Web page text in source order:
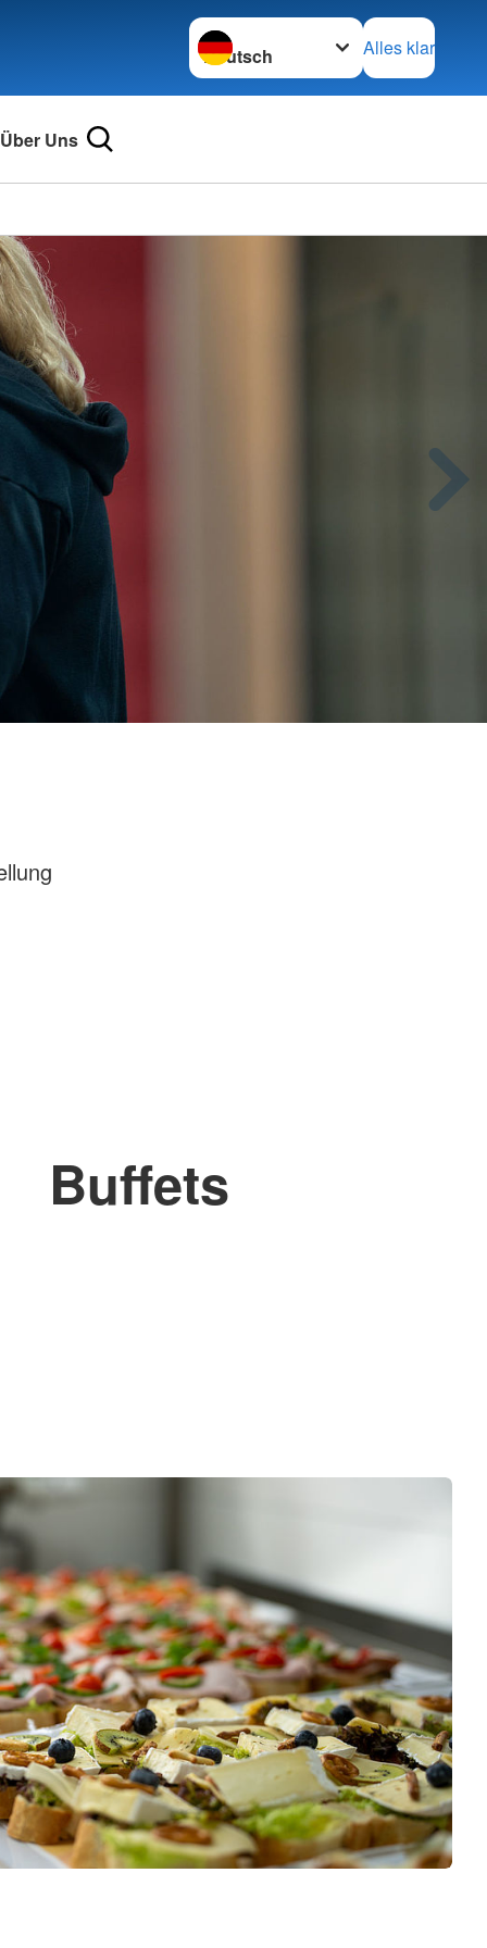
Sprache wechseln zu
Alles klar
Über Uns
Buffets